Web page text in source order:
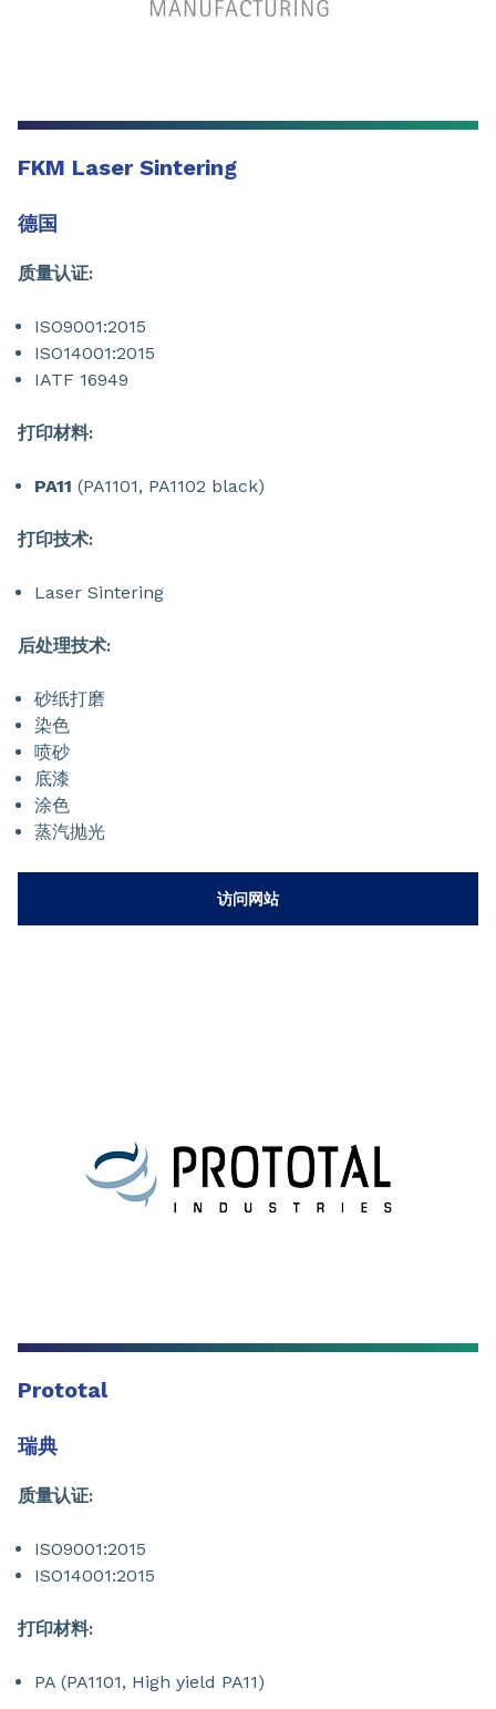
FKM Laser Sintering
德国
质量认证:
ISO9001:2015
ISO14001:2015
IATF 16949
打印材料:
PA11 (PA1101, PA1102 black)
打印技术:
Laser Sintering
后处理技术:
砂纸打磨
染色
喷砂
底漆
涂色
蒸汽抛光
访问网站
Prototal
瑞典
质量认证:
ISO9001:2015
ISO14001:2015
打印材料:
PA (PA1101, High yield PA11)